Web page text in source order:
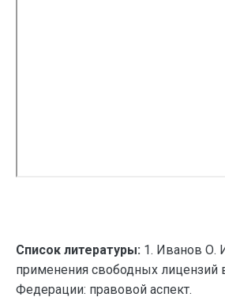
Список литературы: 1. Иванов О.
применения свободных лицензий
Федерации: правовой аспект.